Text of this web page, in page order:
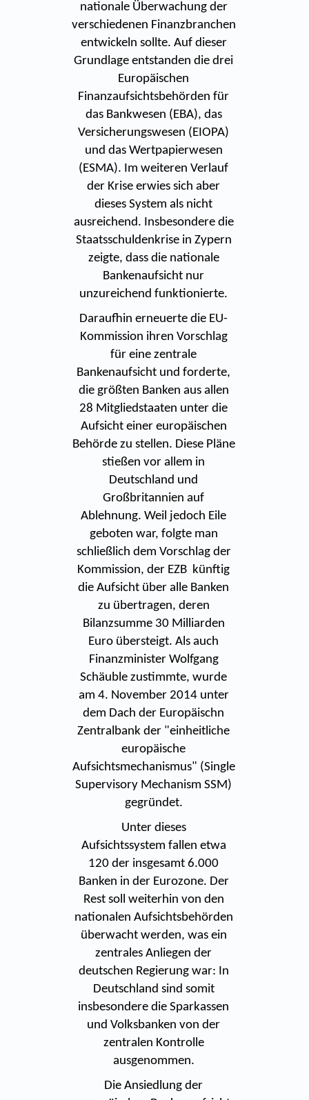
nationale Überwachung der
verschiedenen Finanzbranchen
entwickeln sollte. Auf dieser
Grundlage entstanden die drei
Europäischen
Finanzaufsichtsbehörden für
das Bankwesen (EBA), das
Versicherungswesen (EIOPA)
und das Wertpapierwesen
(ESMA). Im weiteren Verlauf
der Krise erwies sich aber
dieses System als nicht
ausreichend. Insbesondere die
Staatsschuldenkrise in Zypern
zeigte, dass die nationale
Bankenaufsicht nur
unzureichend funktionierte.
Daraufhin erneuerte die EU-
Kommission ihren Vorschlag
für eine zentrale
Bankenaufsicht und forderte,
die größten Banken aus allen
28 Mitgliedstaaten unter die
Aufsicht einer europäischen
Behörde zu stellen. Diese Pläne
stießen vor allem in
Deutschland und
Großbritannien auf
Ablehnung. Weil jedoch Eile
geboten war, folgte man
schließlich dem Vorschlag der
Kommission, der EZB künftig
die Aufsicht über alle Banken
zu übertragen, deren
Bilanzsumme 30 Milliarden
Euro übersteigt. Als auch
Finanzminister Wolfgang
Schäuble zustimmte, wurde
am 4. November 2014 unter
dem Dach der Europäischn
Zentralbank der "einheitliche
europäische
Aufsichtsmechanismus" (Single
Supervisory Mechanism SSM)
gegründet.
Unter dieses
Aufsichtssystem fallen etwa
120 der insgesamt 6.000
Banken in der Eurozone. Der
Rest soll weiterhin von den
nationalen Aufsichtsbehörden
überwacht werden, was ein
zentrales Anliegen der
deutschen Regierung war: In
Deutschland sind somit
insbesondere die Sparkassen
und Volksbanken von der
zentralen Kontrolle
ausgenommen.
Die Ansiedlung der